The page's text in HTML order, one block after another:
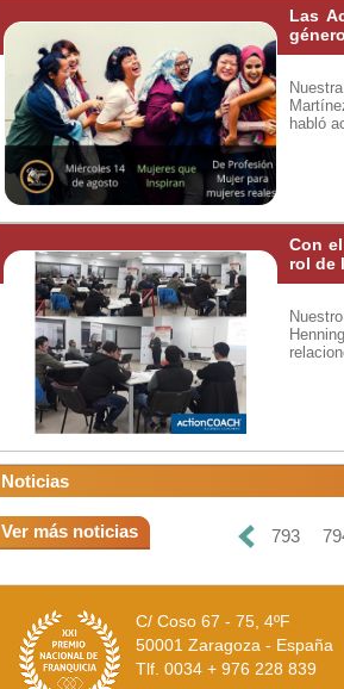
Las
habló
Con
rol de
Noticias
Ver más noticias 793
C/ Coso 67 - 75, 4ºF
50001 Zaragoza - España
Tlf. 0034 + 976 228 839